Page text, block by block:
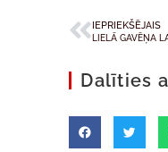
IEPRIEKŠĒJAIS
LIELĀ GAVĒŅA
Dalīties